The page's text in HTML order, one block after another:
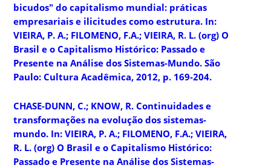
bicudos" do capitalismo mundial: práticas
empresariais e ilicitudes como estrutura. In:
VIEIRA, P. A.; FILOMENO, F.A.; VIEIRA, R. L. (org) O
Brasil e o Capitalismo Histórico: Passado e
Presente na Análise dos Sistemas-Mundo. São
Paulo: Cultura Acadêmica, 2012, p. 169-204.
CHASE-DUNN, C.; KNOW, R. Continuidades e
transformações na evolução dos sistemas-
mundo. In: VIEIRA, P. A.; FILOMENO, F.A.; VIEIRA,
R. L. (org) O Brasil e o Capitalismo Histórico:
Passado e Presente na Análise dos Sistemas-